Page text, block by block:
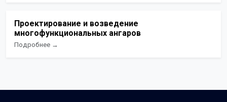
Проектирование и возведение
многофункциональных ангаров
Подробнее →